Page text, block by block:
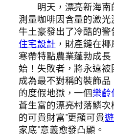
明天，漂亮新海南
測量咖啡因含量的激
牛土豪發出了冷酷的
住宅設計 ，財產鏈在
寒帶特點農業蓬勃成
始！失敗者，將永遠被
成為最不對稱的裝飾
的度假地獄，一個樂齡
蒼生富的漂亮村落鱗
的可貴財富”更顯可貴
家底”意義愈發凸顯。